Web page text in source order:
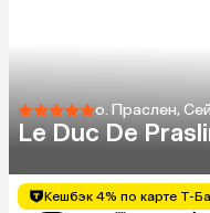
о. Праслен,
Le Duc De
Кешбэк 4% по карте Т-